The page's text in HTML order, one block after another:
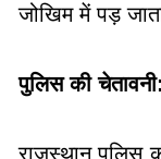
जोखिम में पड़
पुलिस की
राजस्थान पुलिस